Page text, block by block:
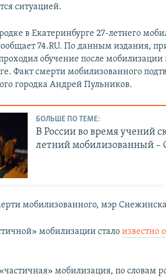
ситуацией.
в Екатеринбурге 27‑летнего
74.RU. По данным издания,
обучение после
Факт смерти мобилизованного
городка Андрей Пульников.
БОЛЬШЕ ПО ТЕМЕ:
В России во время учений
летний мобилизованный
мобилизованного, мэр
мобилизации сталоизвестно
мобилизация, по словам